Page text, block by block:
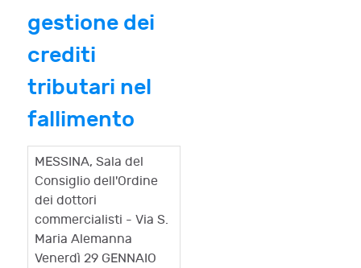
gestione dei
crediti
tributari nel
fallimento
MESSINA, Sala del
Consiglio dell'Ordine
dei dottori
commercialisti - Via S.
Maria Alemanna
Venerdì 29 GENNAIO